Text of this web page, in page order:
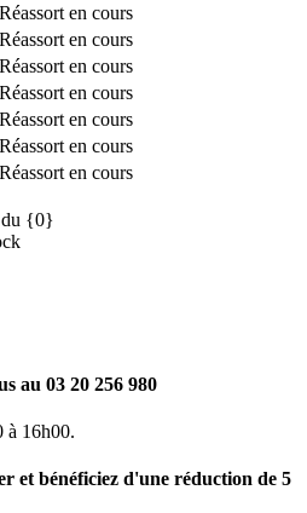
Réassort en cours
Réassort en cours
Réassort en cours
Réassort en cours
Réassort en cours
Réassort en cours
Réassort en cours
du {0}
au 03 20 256 980
à 16h00.
et bénéficiez d'une réduction de 5